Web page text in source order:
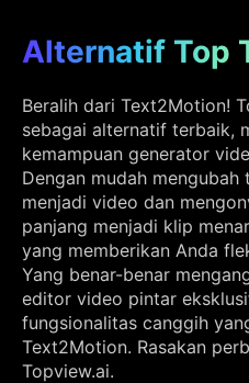
Alternatif Top
Beralih dari Text2Motion!
sebagai alternatif terbaik,
kemampuan generator
Dengan mudah
menjadi video dan
panjang menjadi klip
yang memberikan Anda
Yang benar-benar
editor video pintar
fungsionalitas canggih
Text2Motion. Rasakan
Topview.ai.